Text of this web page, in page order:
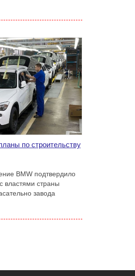
по строительству
BMW подтвердило
властями страны
завода